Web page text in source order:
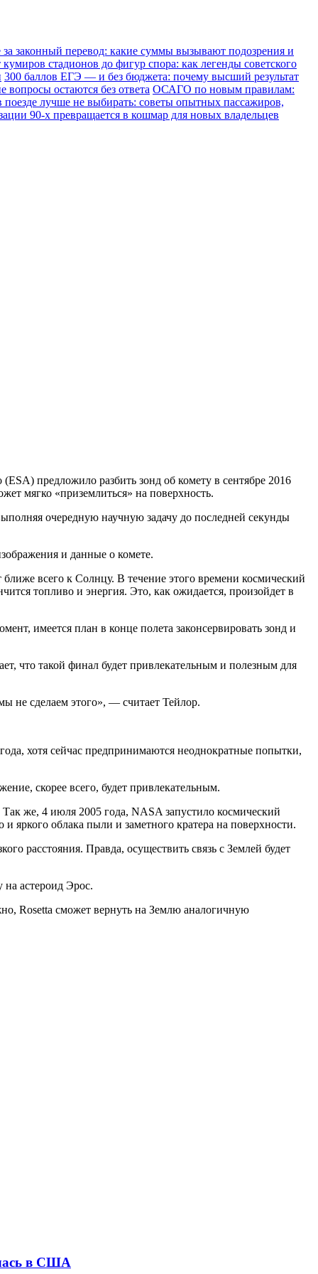
за законный перевод: какие суммы вызывают подозрения и
стадионов до фигур спора: как легенды советского
300 баллов ЕГЭ — и без бюджета: почему высший результат
вопросы остаются без ответа ОСАГО по новым правилам:
поезде лучше не выбирать: советы опытных пассажиров,
90-х превращается в кошмар для новых владельцев
предложило разбить зонд об комету в сентябре 2016
мягко «приземлиться» на поверхность.
очередную научную задачу до последней секунды
и данные о комете.
всего к Солнцу. В течение этого времени космический
топливо и энергия. Это, как ожидается, произойдет в
имеется план в конце полета законсервировать зонд и
что такой финал будет привлекательным и полезным для
не сделаем этого», — считает Тейлор.
хотя сейчас предпринимаются неоднократные попытки,
скорее всего, будет привлекательным.
же, 4 июля 2005 года, NASA запустило космический
яркого облака пыли и заметного кратера на поверхности.
расстояния. Правда, осуществить связь с Землей будет
на астероид Эрос.
Rosetta сможет вернуть на Землю аналогичную
в США